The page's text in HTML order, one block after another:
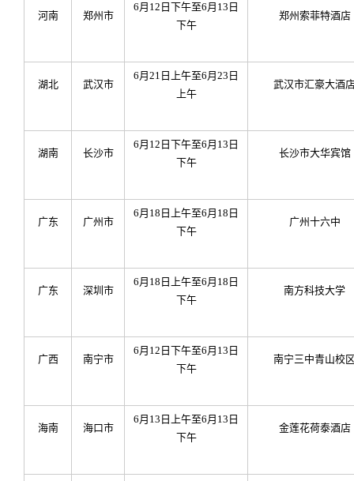
河南 郑州市
6月12日下午至6月13日
下午
郑州索菲特酒店
湖北 武汉市
6月21日上午至6月23日
上午
武汉市汇豪大酒
湖南 长沙市
6月12日下午至6月13日
下午
长沙市大华宾馆
广东 广州市
6月18日上午至6月18日
下午
广州十六中
广东 深圳市
6月18日上午至6月18日
下午
南方科技大学
广西 南宁市
6月12日下午至6月13日
下午
南宁三中青山校
海南 海口市
6月13日上午至6月13日
下午
金莲花荷泰酒店